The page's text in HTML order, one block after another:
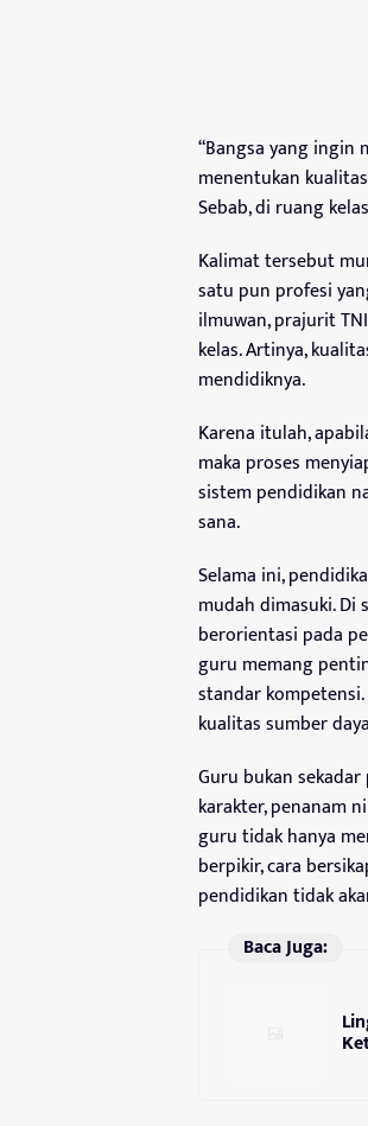
“Bangsa yang
menentukan
Sebab, di ruang
Kalimat tersebut
satu pun profesi
ilmuwan, prajurit
kelas. Artinya,
mendidiknya.
Karena itulah,
maka proses
sistem pendidikan
sana.
Selama ini,
mudah dimasuki.
berorientasi pada
guru memang
standar
kualitas sumber
Guru bukan
karakter, penanam
guru tidak hanya
berpikir, cara
pendidikan tidak
Baca Juga: